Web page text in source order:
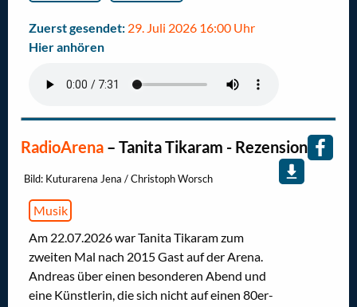
Zuerst gesendet: 29. Juli 2026 16:00 Uhr
Hier anhören
RadioArena – Tanita Tikaram - Rezension
Bild: Kuturarena Jena / Christoph Worsch
Musik
Am 22.07.2026 war Tanita Tikaram zum
zweiten Mal nach 2015 Gast auf der Arena.
Andreas über einen besonderen Abend und
eine Künstlerin, die sich nicht auf einen 80er-